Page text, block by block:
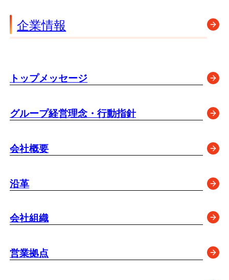
企業情報
トップメッセージ
グループ経営理念・行動指針
会社概要
沿革
会社組織
営業拠点